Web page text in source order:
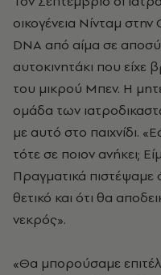
οικογένεια Νίνταμ
DNA από αίμα σε
αυτοκινητάκι που είχε
του μικρού Μπεν. Η
ομάδα των
με αυτό στο παιχνίδι.
τότε σε ποιον ανήκει;
Πραγματικά πιστέψαμε
θετικό και ότι θα
νεκρός».
«Θα μπορούσαμε